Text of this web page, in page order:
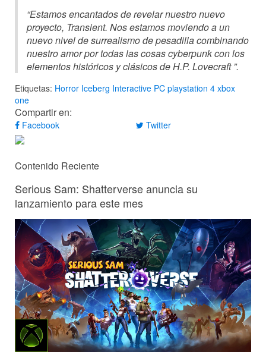
“Estamos encantados de revelar nuestro nuevo
proyecto, Transient. Nos estamos moviendo a un
nuevo nivel de surrealismo de pesadilla combinando
nuestro amor por todas las cosas cyberpunk con los
elementos históricos y clásicos de H.P. Lovecraft ”.
Etiquetas: Horror Iceberg Interactive PC playstation 4 xbox
one
Compartir en:
Facebook Twitter
Contenido Reciente
Serious Sam: Shatterverse anuncia su
lanzamiento para este mes